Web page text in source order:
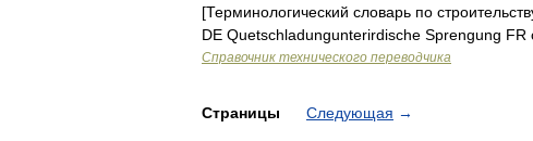
[Терминологический словарь по
DE Quetschladungunterirdische Sprengung FR
Справочник технического переводчика
Страницы Следующая →